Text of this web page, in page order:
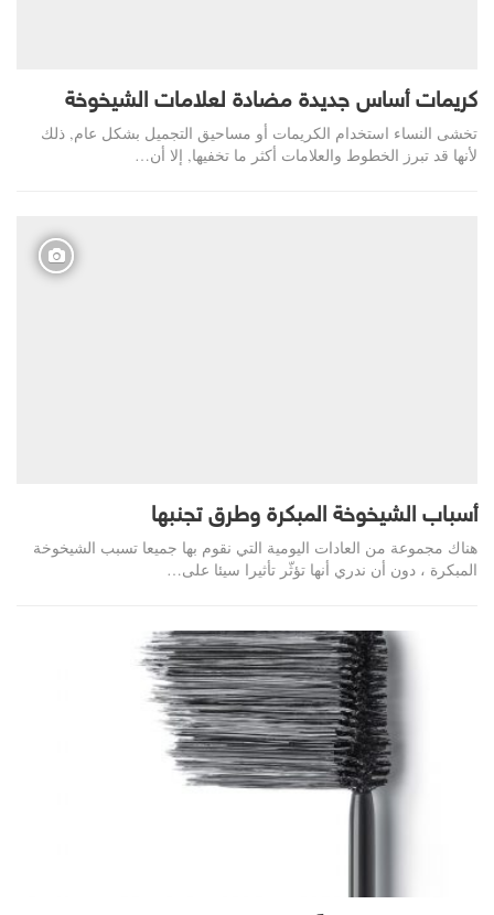
كريمات أساس جديدة مضادة لعلامات الشيخوخة
تخشى النساء استخدام الكريمات أو مساحيق التجميل بشكل عام, ذلك
لأنها قد تبرز الخطوط والعلامات أكثر ما تخفيها, إلا أن…
أسباب الشيخوخة المبكرة وطرق تجنبها
هناك مجموعة من العادات اليومية التي نقوم بها جميعا تسبب الشيخوخة
المبكرة ، دون أن ندري أنها تؤثّر تأثيرا سيئا على…